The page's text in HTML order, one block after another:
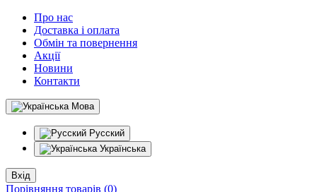
Про нас
Доставка і оплата
Обмін та повернення
Акції
Новини
Контакти
Мова
Русский
Українська
Вхід
Порівняння товарів (0)